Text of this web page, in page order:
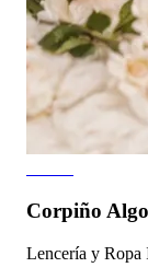
Corpiño
Lencería y Ropa